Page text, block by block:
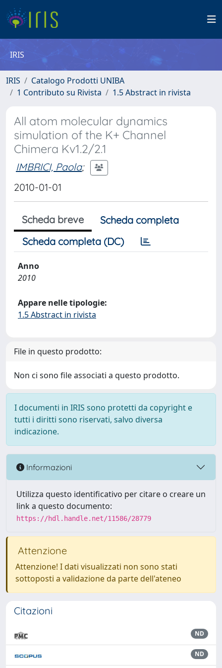
IRIS
IRIS
Catalogo Prodotti UNIBA
1 Contributo su Rivista
1.5 Abstract in rivista
All atom molecular dynamics
simulation of the K+ Channel
Chimera Kv1.2/2.1
IMBRICI, Paola;
2010-01-01
Scheda breve
Scheda completa
Scheda completa (DC)
Anno
2010
Appare nelle tipologie:
1.5 Abstract in rivista
File in questo prodotto:
Non ci sono file associati a questo prodotto.
I documenti in IRIS sono protetti da copyright e
tutti i diritti sono riservati, salvo diversa
indicazione.
Informazioni
Utilizza questo identificativo per citare o creare un
link a questo documento:
https://hdl.handle.net/11586/28779
Attenzione
Attenzione! I dati visualizzati non sono stati
sottoposti a validazione da parte dell'ateneo
Citazioni
ND
ND